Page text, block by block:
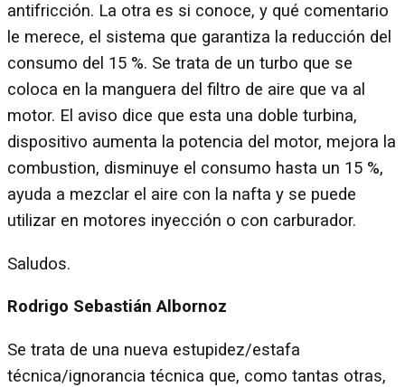
antifricción. La otra es si conoce, y qué comentario
le merece, el sistema que garantiza la reducción del
consumo del 15 %. Se trata de un turbo que se
coloca en la manguera del filtro de aire que va al
motor. El aviso dice que esta una doble turbina,
dispositivo aumenta la potencia del motor, mejora la
combustion, disminuye el consumo hasta un 15 %,
ayuda a mezclar el aire con la nafta y se puede
utilizar en motores inyección o con carburador.
Saludos.
Rodrigo Sebastián Albornoz
Se trata de una nueva estupidez/estafa
técnica/ignorancia técnica que, como tantas otras,